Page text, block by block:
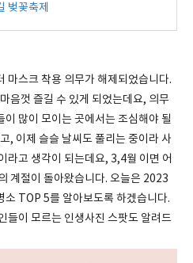
벚꽃축제
마스크 착용 의무가 해제되었습니다.
음껏 즐길 수 있게 되었는데요, 의무
많이 모이는 곳에서는 조심해야 될
, 이제 슬슬 날씨도 풀리는 중이라 사
라고 생각이 되는데요, 3,4월 이면 어
계절이 돌아왔습니다. 오늘은 2023
소 TOP 5를 알아보도록 하겠습니다.
들이 모르는 인생사진 스팟도 알려드